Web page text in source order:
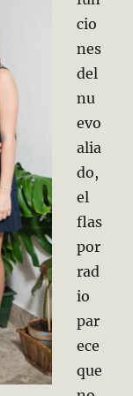
cio
nes
del
nu
evo
alia
do,
el
flas
por
rad
io
par
ece
que